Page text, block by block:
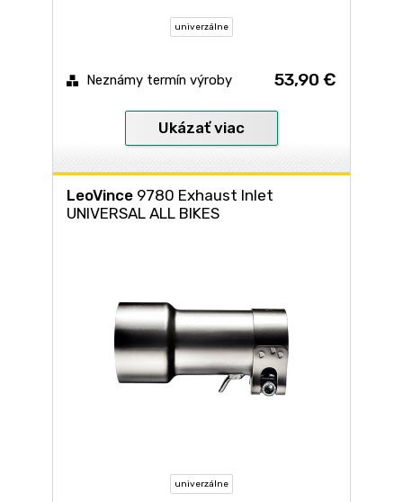
univerzálne
Neznámy termín výroby 53,90 €
Ukázať viac
LeoVince 9780 Exhaust Inlet
UNIVERSAL ALL BIKES
univerzálne